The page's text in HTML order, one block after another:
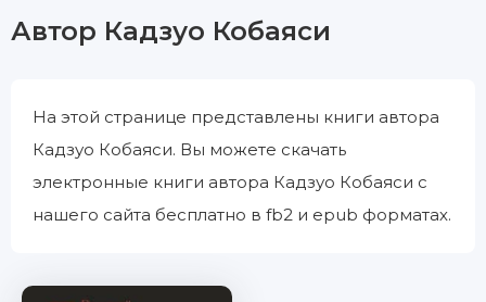
Автор Кадзуо Кобаяси
На этой странице представлены книги автора
Кадзуо Кобаяси. Вы можете скачать
электронные книги автора Кадзуо Кобаяси с
нашего сайта бесплатно в fb2 и epub форматах.